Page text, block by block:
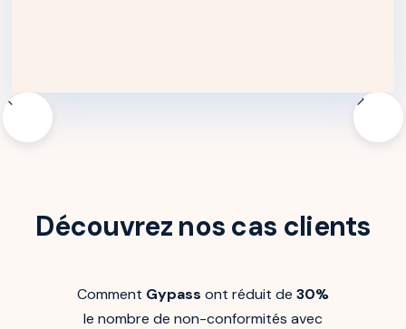
Découvrez nos cas clients
Comment Gypass ont réduit de 30%
le nombre de non-conformités avec